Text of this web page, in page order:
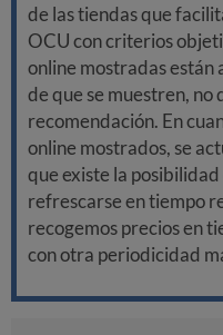
de las tiendas que
OCU con criterios
online mostradas están
de que se muestren,
recomendación. En
online mostrados, se
que existe la
refrescarse en tiempo
recogemos precios en
con otra periodicidad